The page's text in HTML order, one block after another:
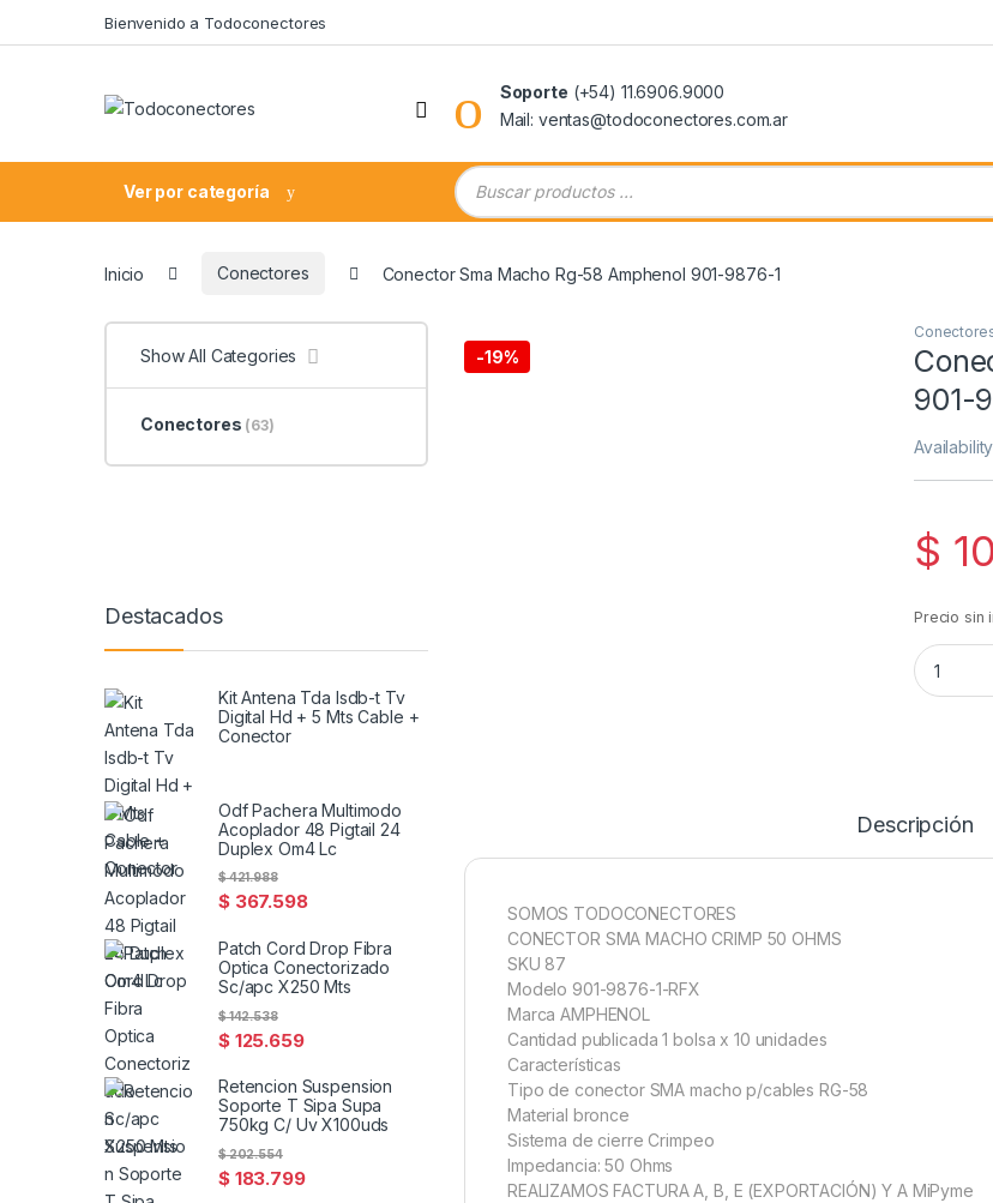
Bienvenido a Todoconectores
Soporte (+54) 11.6906.9000
Mail: ventas@todoconectores.com.ar
Ver por categoría
Búsqueda de productos
Inicio Conectores Conector Sma Macho Rg-58 Amphenol 901-9876-1
-19%
901-
$
Precio sin
Descripción
SOMOS TODOCONECTORES
CONECTOR SMA MACHO CRIMP 50 OHMS
SKU 87
Modelo 901-9876-1-RFX
Marca AMPHENOL
Cantidad publicada 1 bolsa x 10 unidades
Características
Tipo de conector SMA macho p/cables RG-58
Material bronce
Sistema de cierre Crimpeo
Impedancia: 50 Ohms
REALIZAMOS FACTURA A, B, E (EXPORTACIÓN) Y A MiPyme
Show All Categories
Conectores (63)
Destacados
Kit Antena Tda Isdb-t Tv
Digital Hd + 5 Mts Cable +
Conector
Odf Pachera Multimodo
Acoplador 48 Pigtail 24
Duplex Om4 Lc
$367.598
$421.988
Patch Cord Drop Fibra
Optica Conectorizado
Sc/apc X250 Mts
$125.659
$142.538
Retencion Suspension
Soporte T Sipa Supa
750kg C/ Uv X100uds
$183.799
$202.554